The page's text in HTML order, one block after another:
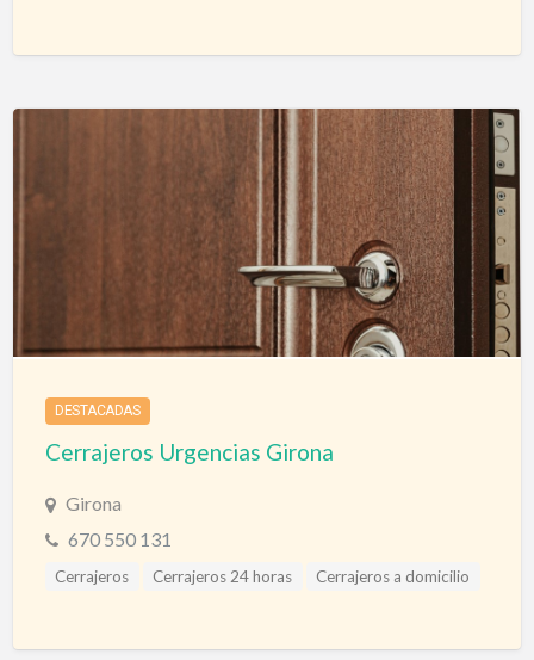
DESTACADAS
Cerrajeros Urgencias Girona
Girona
670 550 131
Cerrajeros Cerrajeros 24 horas
Cerrajeros a domicilio